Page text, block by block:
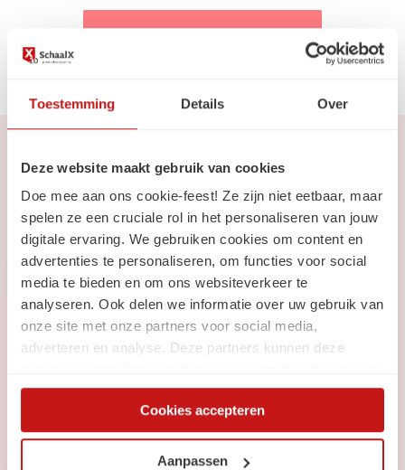
Toestemming Details Over
Deze website maakt gebruik van cookies
Doe mee aan ons cookie-feest! Ze zijn niet eetbaar, maar
spelen ze een cruciale rol in het personaliseren van jouw
digitale ervaring. We gebruiken cookies om content en
advertenties te personaliseren, om functies voor social
media te bieden en om ons websiteverkeer te
analyseren. Ook delen we informatie over uw gebruik van
onze site met onze partners voor social media,
adverteren en analyse. Deze partners kunnen deze
heeft verstrekt of die ze hebben verzameld op basis van
uw gebruik van hun services. Via de cookieverklaring op
onze website kunt u uw toestemming op elk moment
Cookies accepteren
Aanpassen
Blijf op de hoogtevan
SchaalX
Nieuwsbrief
Ontvang elke maand de laatste:
Vacatures
Inschrijven